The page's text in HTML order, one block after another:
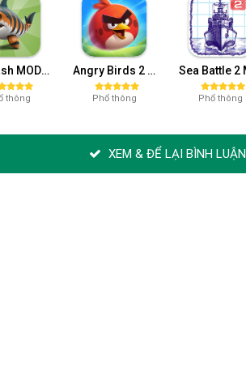
Animash MOD APK (Mở khóa) v147
thông
Angry Birds 2 Mod APK (Vô Hạn Tiền, Năng lượng) v3.22.0
Phổ thông Phổ thông
XEM & ĐỂ LẠI BÌNH LUẬN